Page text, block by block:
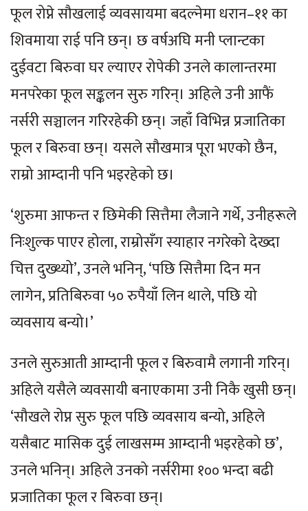
फूल रोप्ने सौखलाई व्यवसायमा बदल्नेमा धरान–११ का
शिवमाया राई पनि छन्। छ वर्षअघि मनी प्लान्टका
दुईवटा बिरुवा घर ल्याएर रोपेकी उनले कालान्तरमा
मनपरेका फूल सङ्कलन सुरु गरिन्। अहिले उनी आफैं
नर्सरी सञ्चालन गरिरहेकी छन्। जहाँ विभिन्न प्रजातिका
फूल र बिरुवा छन्। यसले सौखमात्र पूरा भएको छैन,
राम्रो आम्दानी पनि भइरहेको छ।
‘शुरुमा आफन्त र छिमेकी सित्तैमा लैजाने गर्थे, उनीहरूले
निःशुल्क पाएर होला, राम्रोसँग स्याहार नगरेको देख्दा
चित्त दुख्थ्यो’, उनले भनिन्, ‘पछि सित्तैमा दिन मन
लागेन, प्रतिबिरुवा ५० रुपैयाँ लिन थाले, पछि यो
व्यवसाय बन्यो।’
उनले सुरुआती आम्दानी फूल र बिरुवामै लगानी गरिन्।
अहिले यसैले व्यवसायी बनाएकामा उनी निकै खुसी छन्।
‘सौखले रोप्न सुरु फूल पछि व्यवसाय बन्यो, अहिले
यसैबाट मासिक दुई लाखसम्म आम्दानी भइरहेको छ’,
उनले भनिन्। अहिले उनको नर्सरीमा १०० भन्दा बढी
प्रजातिका फूल र बिरुवा छन्।